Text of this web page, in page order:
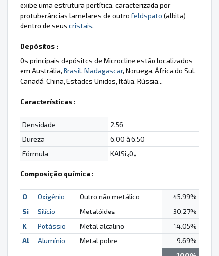
exibe uma estrutura pertítica, caracterizada por
protuberâncias lamelares de outro feldspato (albita)
dentro de seus cristais.
Depósitos :
Os principais depósitos de Microcline estão localizados
em Austrália, Brasil, Madagascar, Noruega, África do Sul,
Canadá, China, Estados Unidos, Itália, Rússia...
Características:
Densidade
2.56
Dureza
6.00 à 6.50
Fórmula
KAlSi3O8
Composição química :
O Oxigênio Outro não metálico
45.99%
Si
Silício Metalóides
30.27%
K
Potássio Metal alcalino
14.05%
Al
Alumínio Metal pobre
9.69%